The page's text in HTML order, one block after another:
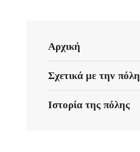
Αρχική
Σχετικά με την πόλη
Ιστορία της πόλης